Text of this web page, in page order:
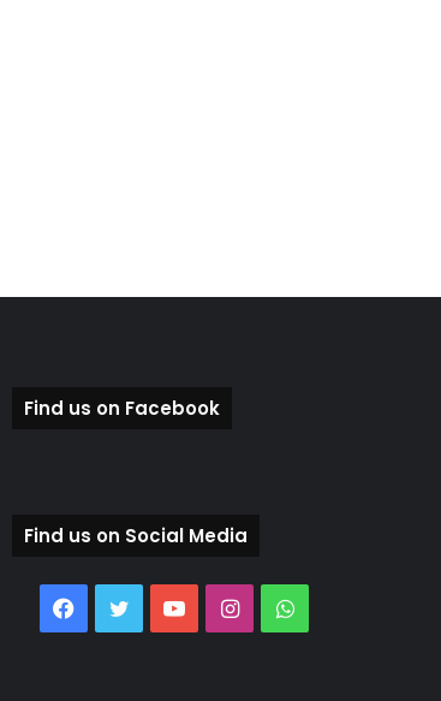
Find us on Facebook
Find us on Social Media
Facebook
TwitterYouTubeInstagramWhatsApp